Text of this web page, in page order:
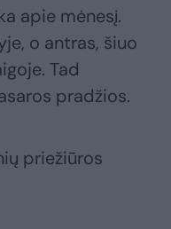
apie mėnesį.
o antras, šiuo
Tad
pradžios.
priežiūros